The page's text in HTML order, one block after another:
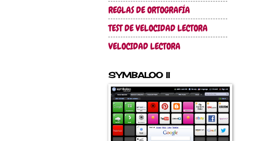
REGLAS DE ORTOGRAFÍA
TEST DE VELOCIDAD LECTORA
VELOCIDAD LECTORA
SYMBALOO II